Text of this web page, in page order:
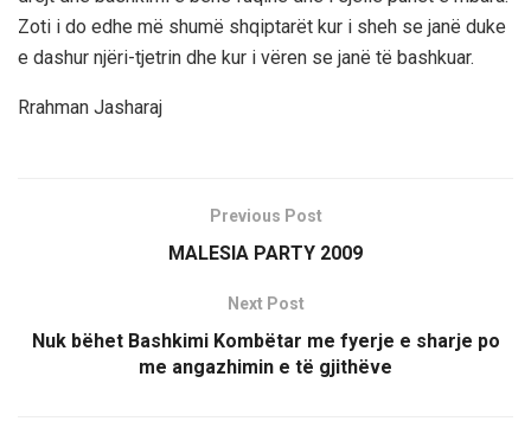
Zoti i do edhe më shumë shqiptarët kur i sheh se janë duke
e dashur njëri-tjetrin dhe kur i vëren se janë të bashkuar.
Rrahman Jasharaj
Previous Post
MALESIA PARTY 2009
Next Post
Nuk bëhet Bashkimi Kombëtar me fyerje e sharje po
me angazhimin e të gjithëve